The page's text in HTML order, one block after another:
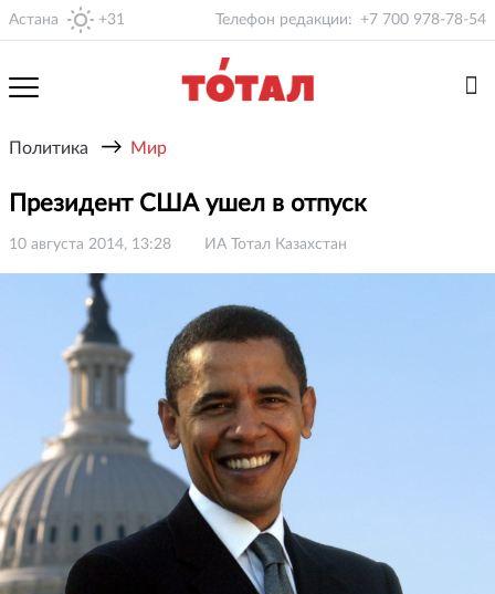
Астана +31 Телефон редакции: +7 700 978-78-54
Политика → Мир
Президент США ушел в отпуск
10 августа 2014, 13:28 ИА Тотал Казахстан